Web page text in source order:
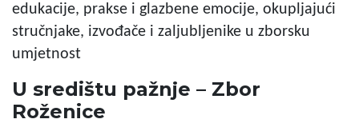
edukacije, prakse i glazbene emocije, okupljajući
stručnjake, izvođače i zaljubljenike u zborsku
umjetnost
U središtu pažnje – Zbor
Roženice